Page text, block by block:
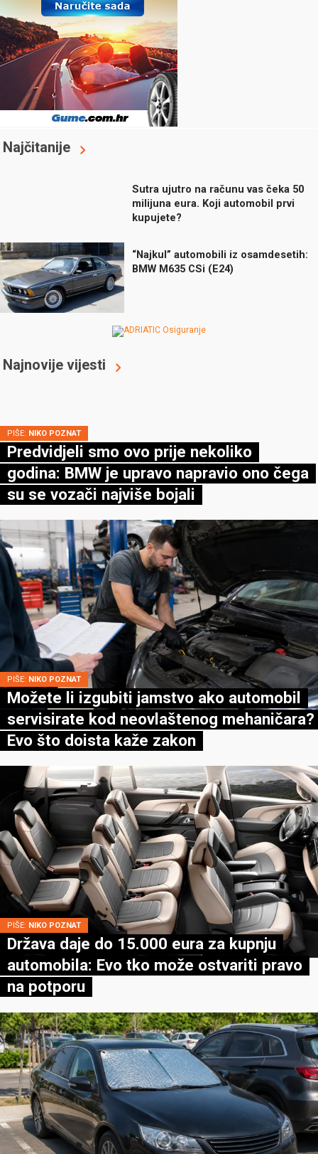
Najčitanije
Sutra ujutro na računu vas čeka 50
milijuna eura. Koji automobil prvi
kupujete?
“Najkul” automobili iz osamdesetih:
BMW M635 CSi (E24)
Najnovije vijesti
PIŠE: NIKO POZNAT
Predvidjeli smo ovo prije nekoliko
godina: BMW je upravo napravio ono čega
su se vozači najviše bojali
PIŠE: NIKO POZNAT
Možete li izgubiti jamstvo ako automobil
servisirate kod neovlaštenog mehaničara?
Evo što doista kaže zakon
PIŠE: NIKO POZNAT
Država daje do 15.000 eura za kupnju
automobila: Evo tko može ostvariti pravo
na potporu